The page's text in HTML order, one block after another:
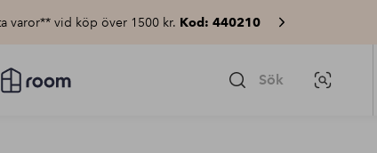
varor** vid köp över 1500 kr. Kod: 440210
Sök Bildsök